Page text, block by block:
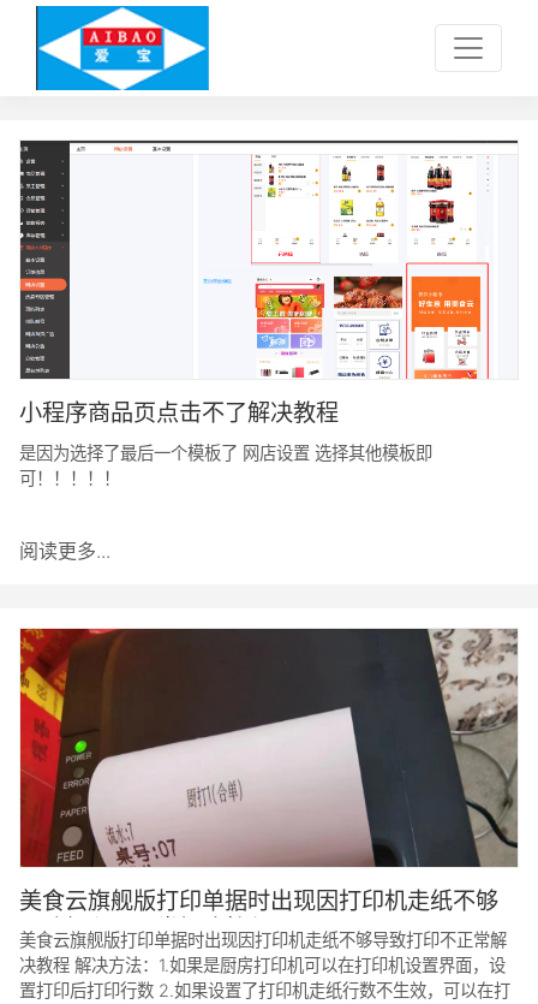
小程序商品页点击不了解决教程
是因为选择了最后一个模板了 网店设置 选择其他模板即
可！！！！！
阅读更多...
美食云旗舰版打印单据时出现因打印机走纸不够
导致打印不正常解决教程
美食云旗舰版打印单据时出现因打印机走纸不够导致打印不正常解
决教程 解决方法：1.如果是厨房打印机可以在打印机设置界面，设
置打印后打印行数 2.如果设置了打印机走纸行数不生效，可以在打